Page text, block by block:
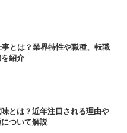
とは？業界特性や職種、転職
紹介
とは？近年注目される理由や
ついて解説